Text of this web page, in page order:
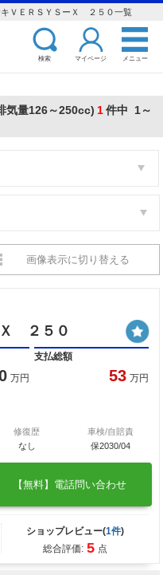
キＶＥＲＳＹＳーＸ ２５０一覧
検索 マイページ メニュー
気量126～250cc) 1件中 1～
画像表示に切り替える
Ｘ ２５０
万円
支払総額
53 万円
修復歴
なし
車検/自賠責
保2030/04
【無料】電話問い合わせ
ショップレビュー(1件)
総合評価: 5 点